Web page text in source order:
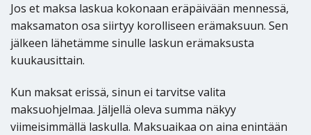
Jos et maksa laskua kokonaan eräpäivään mennessä,
maksamaton osa siirtyy korolliseen erämaksuun. Sen
jälkeen lähetämme sinulle laskun erämaksusta
kuukausittain.
Kun maksat erissä, sinun ei tarvitse valita
maksuohjelmaa. Jäljellä oleva summa näkyy
viimeisimmällä laskulla. Maksuaikaa on aina enintään